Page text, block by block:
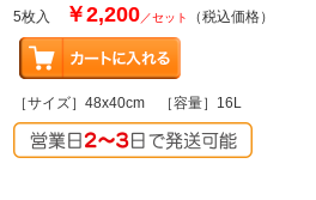
5枚入 ￥2,200／セット （税込価格）
［サイズ］48x40cm ［容量］16L